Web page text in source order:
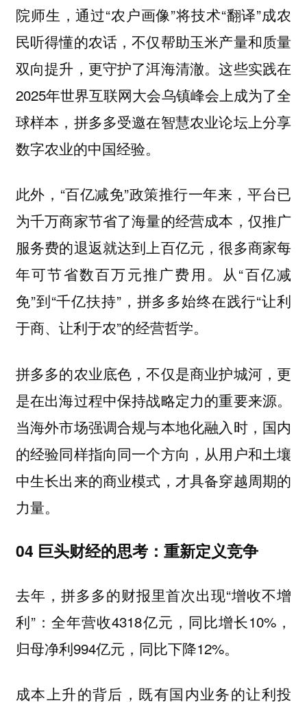
院师生，通过“农户画像”将技术“翻译”成农
民听得懂的农话，不仅帮助玉米产量和质量
双向提升，更守护了洱海清澈。这些实践在
2025年世界互联网大会乌镇峰会上成为了全
球样本，拼多多受邀在智慧农业论坛上分享
数字农业的中国经验。
此外，“百亿减免”政策推行一年来，平台已
为千万商家节省了海量的经营成本，仅推广
服务费的退返就达到上百亿元，很多商家每
年可节省数百万元推广费用。从“百亿减
免”到“千亿扶持”，拼多多始终在践行“让利
于商、让利于农”的经营哲学。
拼多多的农业底色，不仅是商业护城河，更
是在出海过程中保持战略定力的重要来源。
当海外市场强调合规与本地化融入时，国内
的经验同样指向同一个方向， 从用户和土壤
中生长出来的商业模式，才具备穿越周期的
力量。
04 巨头财经的思考：重新定义竞争
去年，拼多多的财报里首次出现“增收不增
利”：全年营收4318亿元，同比增长10%，
归母净利994亿元，同比下降12%。
成本上升的背后，既有国内业务的让利投